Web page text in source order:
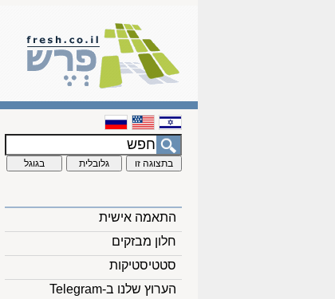
התאמה אישית
חלון מבזקים
סטטיסטיקות
הערוץ שלנו ב-Telegram